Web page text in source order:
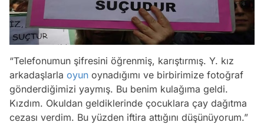
“Telefonumun şifresini öğrenmiş, karıştırmış. Y. kız
arkadaşlarla oyun oynadığımı ve birbirimize fotoğraf
gönderdiğimizi yaymış. Bu benim kulağıma geldi.
Kızdım. Okuldan geldiklerinde çocuklara çay dağıtma
cezası verdim. Bu yüzden iftira attığını düşünüyorum.”